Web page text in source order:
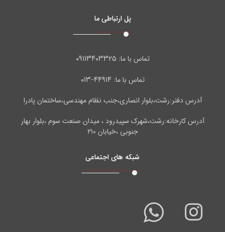
پل ارتباطی ما
تماس با ما:۰۹۱۱۳۴۰۳۳۲۵
تماس با ما: ۴۴۹۱۴-۰۱۳
آدرس دفتر:رشت،بلوار انصاری،جنب نظام مهندسی،ساختمان پادرا
آدرس کارخانه:رشت،شهرک سپیدرود ، میدان صنعت سوم ،بلوار بهار
جنوبی ،خیابان ۲۱۰
شبکه های اجتماعی